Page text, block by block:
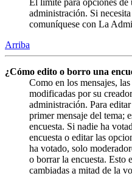
administración. Si
comuníquese con La
Arriba
¿Cómo edito o borro una
Como en los mensajes,
modificadas por su
administración. Para
primer mensaje del tema;
encuesta. Si nadie ha
encuesta o editar las
ha votado, solo
o borrar la encuesta. Esto
cambiadas a mitad de la